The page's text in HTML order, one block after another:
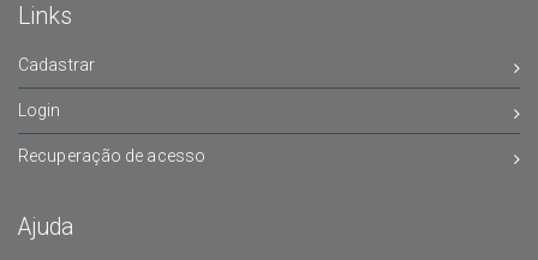
Links
Cadastrar
Login
Recuperação de acesso
Ajuda